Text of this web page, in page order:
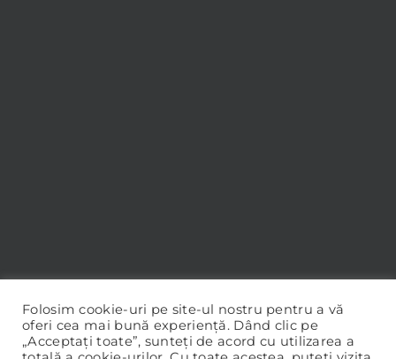
Folosim cookie-uri pe site-ul nostru pentru a vă
oferi cea mai bună experiență. Dând clic pe
„Acceptați toate”, sunteți de acord cu utilizarea a